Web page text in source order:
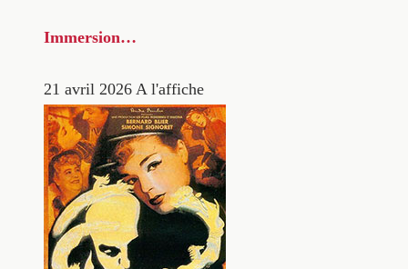
Immersion…
21 avril 2026 A l'affiche